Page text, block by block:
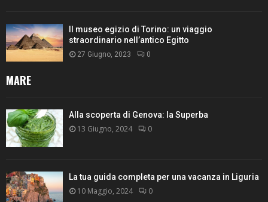
Il museo egizio di Torino: un viaggio
straordinario nell’antico Egitto
27 Giugno, 2023 0
MARE
Alla scoperta di Genova: la Superba
13 Giugno, 2024 0
La tua guida completa per una vacanza in Liguria
10 Maggio, 2024 0